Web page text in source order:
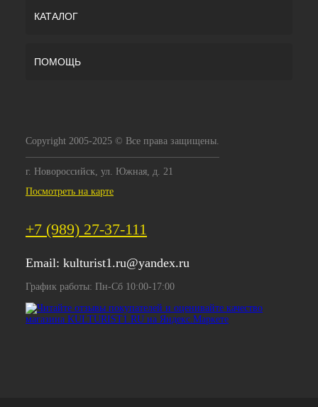
КАТАЛОГ
ПОМОЩЬ
Copyright 2005-2025 © Все права защищены.
г. Новороссийск, ул. Южная, д. 21
Посмотреть на карте
+7 (989) 27-37-111
Email: kulturist1.ru@yandex.ru
График работы: Пн-Сб 10:00-17:00